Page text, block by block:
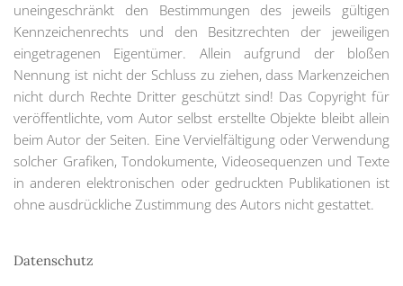
uneingeschränkt den Bestimmungen des jeweils gültigen
Kennzeichenrechts und den Besitzrechten der jeweiligen
eingetragenen Eigentümer. Allein aufgrund der bloßen
Nennung ist nicht der Schluss zu ziehen, dass Markenzeichen
nicht durch Rechte Dritter geschützt sind! Das Copyright für
veröffentlichte, vom Autor selbst erstellte Objekte bleibt allein
beim Autor der Seiten. Eine Vervielfältigung oder Verwendung
solcher Grafiken, Tondokumente, Videosequenzen und Texte
in anderen elektronischen oder gedruckten Publikationen ist
ohne ausdrückliche Zustimmung des Autors nicht gestattet.
Datenschutz